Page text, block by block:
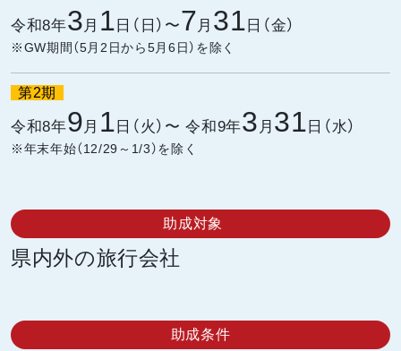
令和8年3 月 1 日（日）〜7 月 31 日（金）
※GW期間（5月2日から5月6日）を除く
第2期
令和8年9 月 1 日（火）〜令和9年3 月 31 日（水）
※年末年始（12/29～1/3）を除く
助成対象
県内外の旅行会社
助成条件